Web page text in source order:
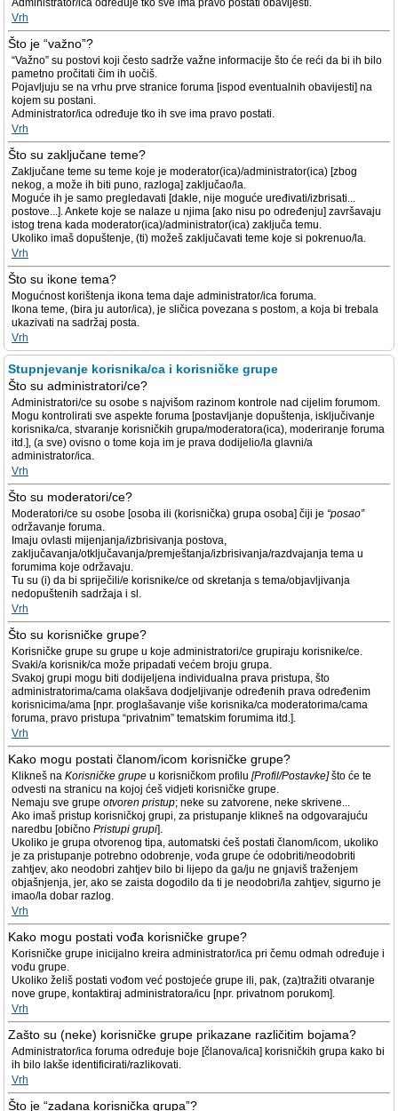
Administrator/ica određuje tko sve ima pravo postati obavijesti.
Vrh
Što je “važno”?
“Važno” su postovi koji često sadrže važne informacije što će reći da bi ih bilo
pametno pročitati čim ih uočiš.
Pojavljuju se na vrhu prve stranice foruma [ispod eventualnih obavijesti] na
kojem su postani.
Administrator/ica određuje tko ih sve ima pravo postati.
Vrh
Što su zaključane teme?
Zaključane teme su teme koje je moderator(ica)/administrator(ica) [zbog
nekog, a može ih biti puno, razloga] zaključao/la.
Moguće ih je samo pregledavati [dakle, nije moguće uređivati/izbrisati...
postove...]. Ankete koje se nalaze u njima [ako nisu po određenju] završavaju
istog trena kada moderator(ica)/administrator(ica) zaključa temu.
Ukoliko imaš dopuštenje, (ti) možeš zaključavati teme koje si pokrenuo/la.
Vrh
Što su ikone tema?
Mogućnost korištenja ikona tema daje administrator/ica foruma.
Ikona teme, (bira ju autor/ica), je sličica povezana s postom, a koja bi trebala
ukazivati na sadržaj posta.
Vrh
Stupnjevanje korisnika/ca i korisničke grupe
Što su administratori/ce?
Administratori/ce su osobe s najvišom razinom kontrole nad cijelim forumom.
Mogu kontrolirati sve aspekte foruma [postavljanje dopuštenja, isključivanje
korisnika/ca, stvaranje korisničkih grupa/moderatora(ica), moderiranje foruma
itd.], (a sve) ovisno o tome koja im je prava dodijelio/la glavni/a
administrator/ica.
Vrh
Što su moderatori/ce?
Moderatori/ce su osobe [osoba ili (korisnička) grupa osoba] čiji je “posao”
održavanje foruma.
Imaju ovlasti mijenjanja/izbrisivanja postova,
zaključavanja/otključavanja/premještanja/izbrisivanja/razdvajanja tema u
forumima koje održavaju.
Tu su (i) da bi spriječili/e korisnike/ce od skretanja s tema/objavljivanja
nedopuštenih sadržaja i sl.
Vrh
Što su korisničke grupe?
Korisničke grupe su grupe u koje administratori/ce grupiraju korisnike/ce.
Svaki/a korisnik/ca može pripadati većem broju grupa.
Svakoj grupi mogu biti dodijeljena individualna prava pristupa, što
administratorima/cama olakšava dodjeljivanje određenih prava određenim
korisnicima/ama [npr. proglašavanje više korisnika/ca moderatorima/cama
foruma, pravo pristupa “privatnim” tematskim forumima itd.].
Vrh
Kako mogu postati članom/icom korisničke grupe?
Klikneš na Korisničke grupe u korisničkom profilu [Profil/Postavke]što će te
odvesti na stranicu na kojoj ćeš vidjeti korisničke grupe.
Nemaju sve grupe otvoren pristup; neke su zatvorene, neke skrivene...
Ako imaš pristup korisničkoj grupi, za pristupanje klikneš na odgovarajuću
naredbu [obično Pristupi grupi].
Ukoliko je grupa otvorenog tipa, automatski ćeš postati članom/icom, ukoliko
je za pristupanje potrebno odobrenje, vođa grupe će odobriti/neodobriti
zahtjev, ako neodobri zahtjev bilo bi lijepo da ga/ju ne gnjaviš traženjem
objašnjenja, jer, ako se zaista dogodilo da ti je neodobri/la zahtjev, sigurno je
imao/la dobar razlog.
Vrh
Kako mogu postati vođa korisničke grupe?
Korisničke grupe inicijalno kreira administrator/ica pri čemu odmah određuje i
vođu grupe.
Ukoliko želiš postati vođom već postojeće grupe ili, pak, (za)tražiti otvaranje
nove grupe, kontaktiraj administratora/icu [npr. privatnom porukom].
Vrh
Zašto su (neke) korisničke grupe prikazane različitim bojama?
Administrator/ica foruma određuje boje [članova/ica] korisničkih grupa kako bi
ih bilo lakše identificirati/razlikovati.
Vrh
Što je “zadana korisnička grupa”?